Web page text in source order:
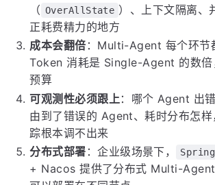
（ OverAllState ）、上下文隔离、
正耗费精力的地方
成本会翻倍 ：Multi-Agent 每个环节
Token 消耗是 Single-Agent 的数倍
预算
可观测性必须跟上 ：哪个 Agent 出
由到了错误的 Agent、耗时分布怎样
踪根本调不出来
分布式部署 ：企业级场景下，
+ Nacos 提供了分布式 Multi-